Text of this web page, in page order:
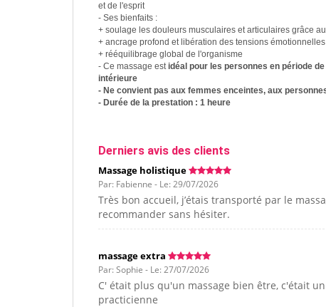
et de l'esprit
- Ses bienfaits :
+ soulage les douleurs musculaires et articulaires grâce
+ ancrage profond et libération des tensions émotionnelles
+ rééquilibrage global de l'organisme
- Ce massage est idéal pour les personnes en période
intérieure
- Ne convient pas aux femmes enceintes, aux
- Durée de la prestation : 1 heure
Derniers avis des clients
Massage holistique
Par: Fabienne - Le: 29/07/2026
Très bon accueil, j’étais transporté par le
recommander sans hésiter.
massage extra
Par: Sophie - Le: 27/07/2026
C' était plus qu'un massage bien être, c'était
practicienne